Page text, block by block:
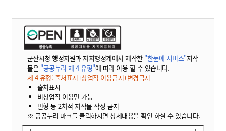
군산시청 행정지원과 자치행정계에서 제작한 "한눈에 서비스"저작
물은 "공공누리 제 4 유형"에 따라 이용 할 수 있습니다.
제 4 유형: 출처표시+상업적 이용금지+변경금지
출처표시
비상업적 이용만 가능
변형 등 2차적 저작물 작성 금지
※ 공공누리 마크를 클릭하시면 상세내용을 확인 하실 수 있습니다.